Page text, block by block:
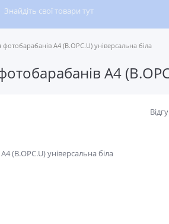
A4 (B.OPC.U) універсальна біла
A4